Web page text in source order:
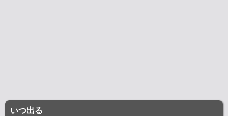
いつ出る